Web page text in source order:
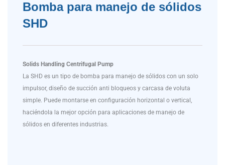
Bomba para manejo de sólidos
SHD
Solids Handling Centrifugal Pump
La SHD es un tipo de bomba para manejo de sólidos con un solo
impulsor, diseño de succión anti bloqueos y carcasa de voluta
simple. Puede montarse en configuración horizontal o vertical,
haciéndola la mejor opción para aplicaciones de manejo de
sólidos en diferentes industrias.